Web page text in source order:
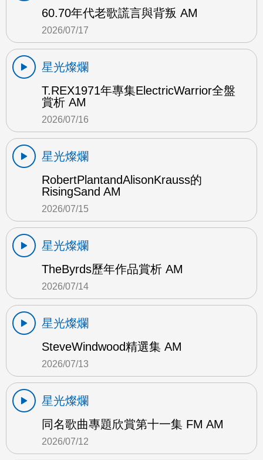
60.70年代老歌謊言與背叛 AM
2026/07/17
星光燦爛
T.REX1971年專集ElectricWarrior全盤
賞析 AM
2026/07/16
星光燦爛
RobertPlantandAlisonKrauss的
RisingSand AM
2026/07/15
星光燦爛
TheByrds歷年作品賞析 AM
2026/07/14
星光燦爛
SteveWindwood精選集 AM
2026/07/13
星光燦爛
同名歌曲專題欣賞第十一集 FM AM
2026/07/12